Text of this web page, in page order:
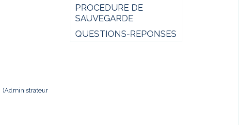
(Administrateur
PROCEDURE DE
SAUVEGARDE
QUESTIONS-REPONSES